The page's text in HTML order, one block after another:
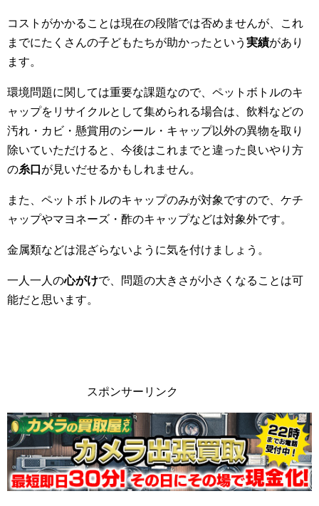
コストがかかることは現在の段階では否めませんが、これ
までにたくさんの子どもたちが助かったという 実績があり
ます。
環境問題に関しては重要な課題なので、ペットボトルのキ
ャップをリサイクルとして集められる場合は、飲料などの
汚れ・カビ・懸賞用のシール・キャップ以外の異物を取り
除いていただけると、今後はこれまでと違った良いやり方
の糸口 が見いだせるかもしれません。
また、ペットボトルのキャップのみが対象ですので、ケチ
ャップやマヨネーズ・酢のキャップなどは対象外です。
金属類などは混ざらないように気を付けましょう。
一人一人の心がけで、問題の大きさが小さくなることは可
能だと思います。
スポンサーリンク